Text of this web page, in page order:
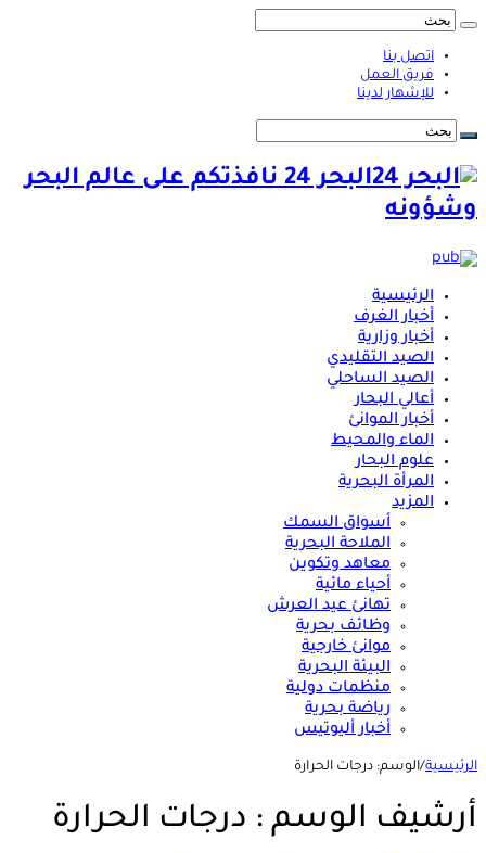
اتصل بنا
فريق العمل
للإشهار لدينا
البحر 24 نافذتكم على عالم البحر
وشؤونه
الرئيسية
أخبار الغرف
أخبار وزارية
الصيد التقليدي
الصيد الساحلي
أعالي البحار
أخبار الموانئ
الماء والمحيط
علوم البحار
المرأة البحرية
المزيد
أسواق السمك
الملاحة البحرية
معاهد وتكوين
أحياء مائية
تهانئ عيد العرش
وظائف بحرية
موانئ خارجية
البيئة البحرية
منظمات دولية
رياضة بحرية
أخبار أليوتيس
الرئيسية/الوسم: درجات الحرارة
أرشيف الوسم : درجات الحرارة